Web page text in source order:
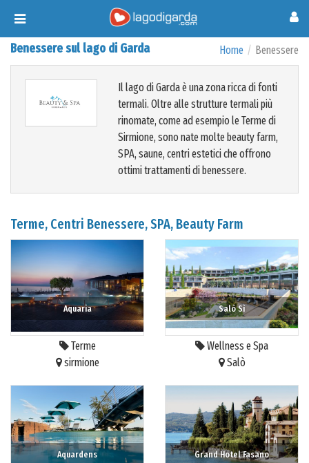
Toggle
navigation
Home
Benessere
Benessere sul lago di Garda
Il lago di Garda è una zona ricca di fonti
termali. Oltre alle strutture termali più
rinomate, come ad esempio le Terme di
Sirmione, sono nate molte beauty farm,
SPA, saune, centri estetici che offrono
ottimi trattamenti di benessere.
Terme, Centri Benessere, SPA, Beauty Farm
Aquaria
Terme
sirmione
Salò Sì
Wellness e Spa
Salò
Aquardens Grand Hotel Fasano